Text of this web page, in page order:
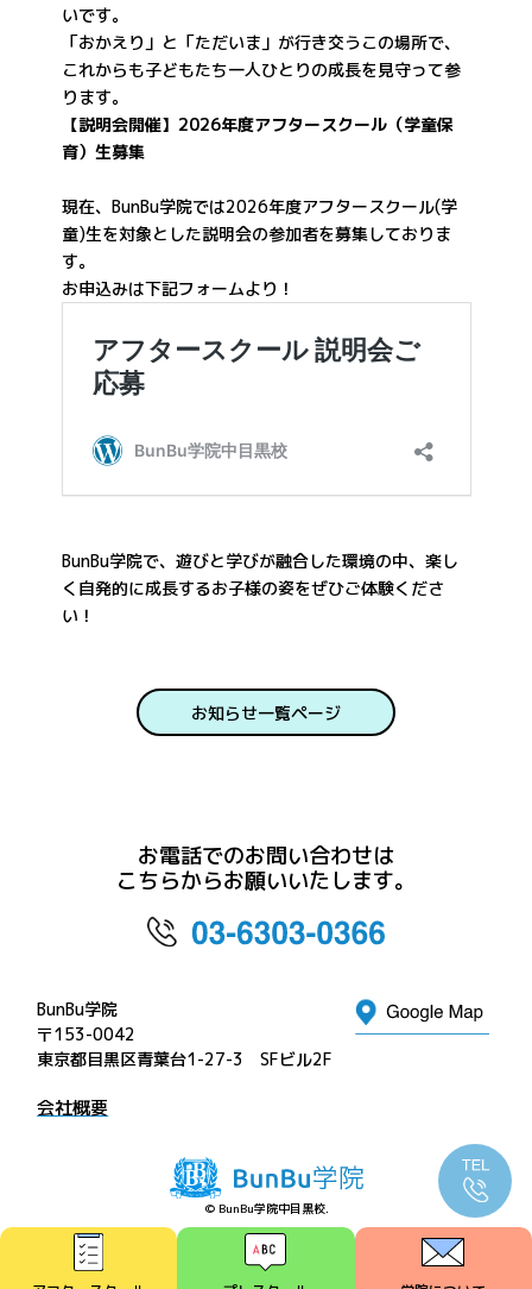
いです。
「おかえり」と「ただいま」が行き交うこの場所で、
これからも子どもたち一人ひとりの成長を見守って参
ります。
【説明会開催】2026年度アフタースクール（学童保
育）生募集
現在、BunBu学院では2026年度アフタースクール(学
童)生を対象とした説明会の参加者を募集しておりま
す。
お申込みは下記フォームより！
BunBu学院で、遊びと学びが融合した環境の中、楽し
く自発的に成長するお子様の姿をぜひご体験くださ
い！
お知らせ一覧ページ
お電話でのお問い合わせは
こちらからお願いいたします。
BunBu学院
〒153-0042
東京都目黒区青葉台1-27-3 SFビル2F
会社概要
© BunBu学院中目黒校.